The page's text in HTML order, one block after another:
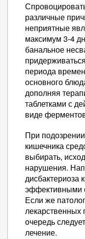
различные
неприятные
максимум 3-4
банальное
периода
основного
дополняя
таблетками с
виде
При
кишечника
выбирать,
нарушения.
дисбактериоза
эффективными
Если же
лекарственных
очередь
лечение.